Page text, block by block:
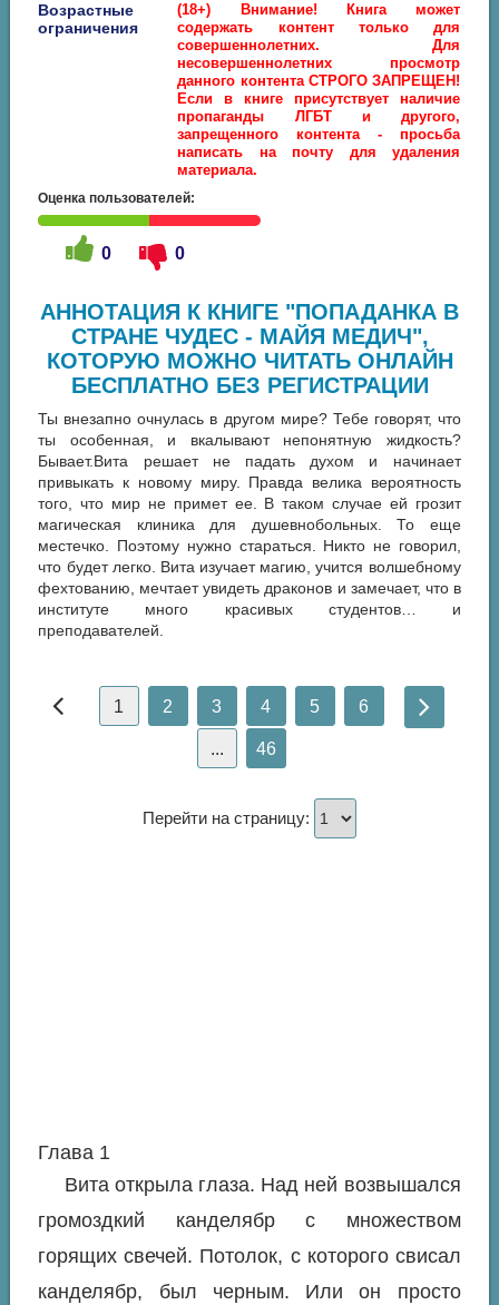
Возрастные
ограничения
(18+) Внимание! Книга может
содержать контент только для
совершеннолетних. Для
несовершеннолетних просмотр
данного контента СТРОГО ЗАПРЕЩЕН!
Если в книге присутствует наличие
пропаганды ЛГБТ и другого,
запрещенного контента - просьба
написать на почту для удаления
материала.
Оценка пользователей:
0 0
АННОТАЦИЯ К КНИГЕ "ПОПАДАНКА В
СТРАНЕ ЧУДЕС - МАЙЯ МЕДИЧ",
КОТОРУЮ МОЖНО ЧИТАТЬ ОНЛАЙН
БЕСПЛАТНО БЕЗ РЕГИСТРАЦИИ
Ты внезапно очнулась в другом мире? Тебе говорят, что
ты особенная, и вкалывают непонятную жидкость?
Бывает.Вита решает не падать духом и начинает
привыкать к новому миру. Правда велика вероятность
того, что мир не примет ее. В таком случае ей грозит
магическая клиника для душевнобольных. То еще
местечко. Поэтому нужно стараться. Никто не говорил,
что будет легко. Вита изучает магию, учится волшебному
фехтованию, мечтает увидеть драконов и замечает, что в
институте много красивых студентов… и
преподавателей.
1 2 3 4 5 6
... 46
Перейти на страницу:
Глава 1
Вита открыла глаза. Над ней возвышался
громоздкий канделябр с множеством
горящих свечей. Потолок, с которого свисал
канделябр, был черным. Или он просто